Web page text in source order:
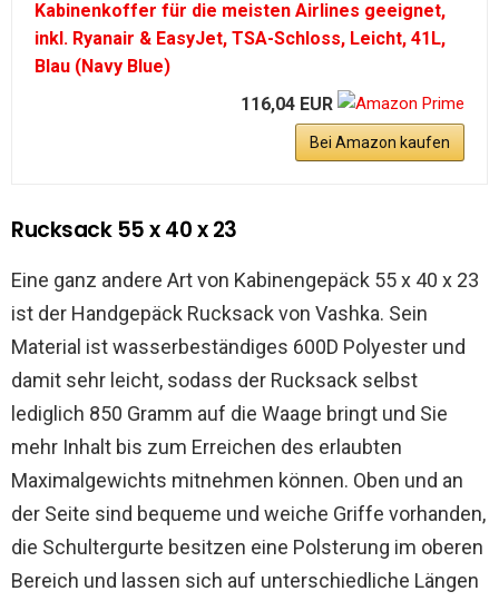
Kabinenkoffer für die meisten Airlines geeignet,
inkl. Ryanair & EasyJet, TSA-Schloss, Leicht, 41L,
Blau (Navy Blue)
116,04 EUR
Bei Amazon kaufen
Rucksack 55 x 40 x 23
Eine ganz andere Art von Kabinengepäck 55 x 40 x 23
ist der Handgepäck Rucksack von Vashka. Sein
Material ist wasserbeständiges 600D Polyester und
damit sehr leicht, sodass der Rucksack selbst
lediglich 850 Gramm auf die Waage bringt und Sie
mehr Inhalt bis zum Erreichen des erlaubten
Maximalgewichts mitnehmen können. Oben und an
der Seite sind bequeme und weiche Griffe vorhanden,
die Schultergurte besitzen eine Polsterung im oberen
Bereich und lassen sich auf unterschiedliche Längen